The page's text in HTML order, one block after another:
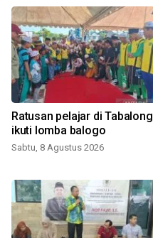
Ratusan pelajar di Tabalong
ikuti lomba balogo
Sabtu, 8 Agustus 2026